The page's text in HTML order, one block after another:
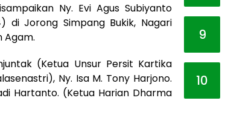
Ny. Evi Agus Subiyanto
di Jorong Simpang Bukik, Nagari
Agam.
(Ketua Unsur Persit Kartika
Ny. Isa M. Tony Harjono.
Hartanto. (Ketua Harian Dharma
9
10